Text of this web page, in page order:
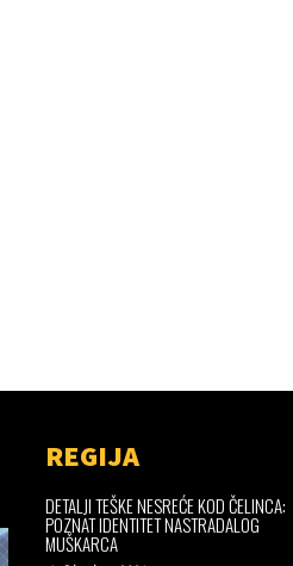
REGIJA
DETALJI TEŠKE NESREĆE KOD ČELINCA:
POZNAT IDENTITET NASTRADALOG
MUŠKARCA